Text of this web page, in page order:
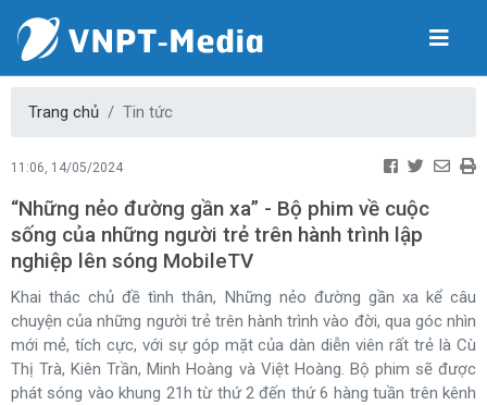
Trang chủ Tin tức
11:06, 14/05/2024
“Những nẻo đường gần xa” - Bộ phim về cuộc
sống của những người trẻ trên hành trình lập
nghiệp lên sóng MobileTV
Khai thác chủ đề tình thân, Những nẻo đường gần xa kể câu
chuyện của những người trẻ trên hành trình vào đời, qua góc nhìn
mới mẻ, tích cực, với sự góp mặt của dàn diễn viên rất trẻ là Cù
Thị Trà, Kiên Trần, Minh Hoàng và Việt Hoàng. Bộ phim sẽ được
phát sóng vào khung 21h từ thứ 2 đến thứ 6 hàng tuần trên kênh